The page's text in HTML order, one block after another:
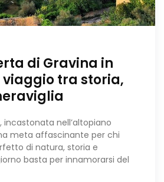
di Gravina in
viaggio tra storia,
incastonata nell’altopiano
meta affascinante per chi
di natura, storia e
basta per innamorarsi del